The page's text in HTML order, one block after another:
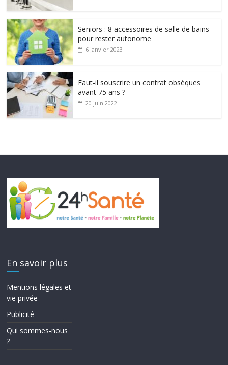
Seniors : 8 accessoires de salle de bains
pour rester autonome
6 janvier 2023
Faut-il souscrire un contrat obsèques
avant 75 ans ?
20 juin 2022
En savoir plus
Mentions légales et
vie privée
Publicité
Qui sommes-nous
?